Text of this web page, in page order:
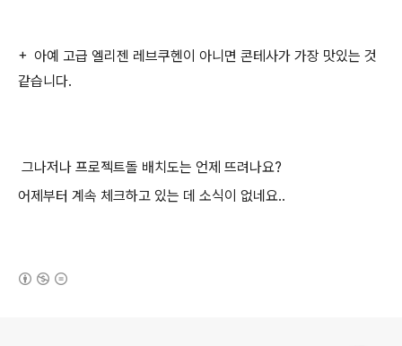
+ 아예 고급 엘리젠 레브쿠헨이 아니면 콘테사가 가장 맛있는 것
같습니다.
그나저나 프로젝트돌 배치도는 언제 뜨려나요?
어제부터 계속 체크하고 있는 데 소식이 없네요..